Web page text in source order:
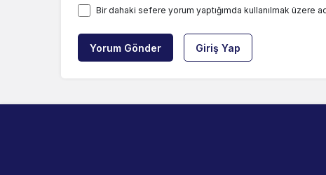
Bir dahaki sefere yorum yaptığımda kullanılmak üzere
Yorum Gönder Giriş Yap